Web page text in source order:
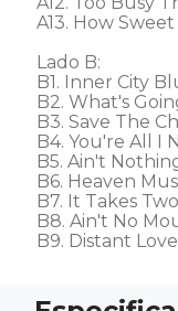
A13. How
Lado B:
B1. Inner City
B2. What's
B3. Save The
B4. You're All I
B5. Ain't
B6. Heaven
B7. It Takes Two
B8. Ain't No
B9. Distant